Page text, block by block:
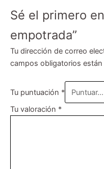
Sé el primero
empotrada”
Tu dirección de correo
campos obligatorios
Tu puntuación *
Tu valoración *